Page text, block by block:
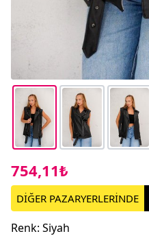
754,11₺
DİĞER PAZARYERLERİNDE
Renk: Siyah